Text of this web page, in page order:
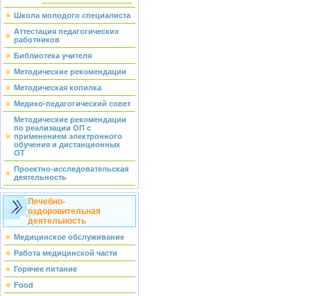
Школа молодого специалиста
Аттестация педагогических
работников
Библиотека учителя
Методические рекомендации
Методическая копилка
Медико-педагогический совет
Методические рекомендации
по реализации ОП с
применением электронного
обучения и дистанционных
ОТ
Проектно-исследовательская
деятельность
Лечебно-
оздоровительная
деятельность
Медицинское обслуживание
Работа медицинской части
Горячее питание
Food